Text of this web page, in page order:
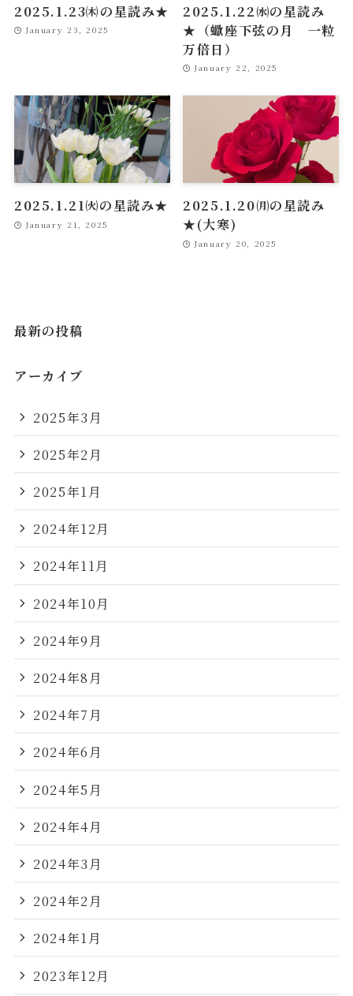
2025.1.23㈭の星読み★
January 23, 2025
2025.1.22㈬の星読み
★（蠍座下弦の月 一粒
万倍日）
January 22, 2025
2025.1.21㈫の星読み★
January 21, 2025
2025.1.20㈪の星読み
★(大寒)
January 20, 2025
最新の投稿
アーカイブ
2025年3月
2025年2月
2025年1月
2024年12月
2024年11月
2024年10月
2024年9月
2024年8月
2024年7月
2024年6月
2024年5月
2024年4月
2024年3月
2024年2月
2024年1月
2023年12月